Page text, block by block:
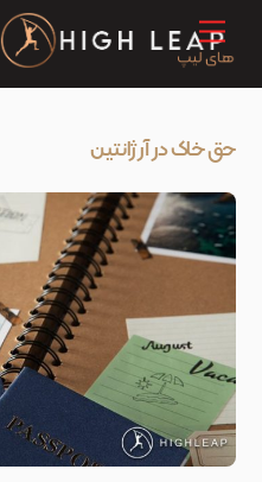
content
Menu
حق خاک در آرژانتین